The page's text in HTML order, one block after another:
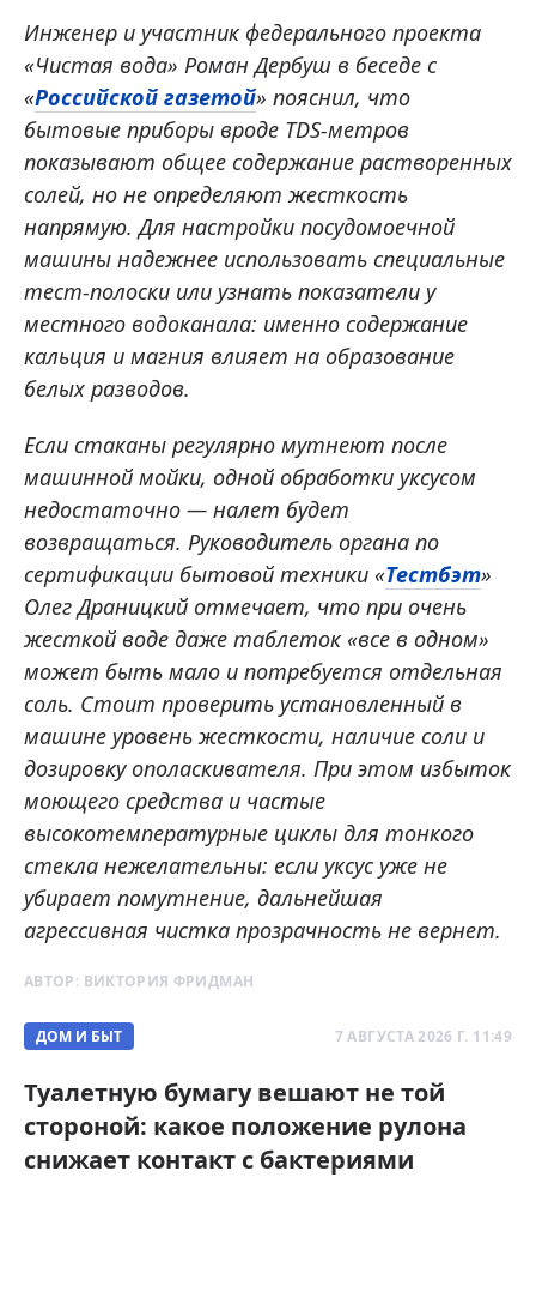
Инженер и участник федерального проекта
«Чистая вода» Роман Дербуш в беседе с
«Российской газетой» пояснил, что
бытовые приборы вроде TDS-метров
показывают общее содержание растворенных
солей, но не определяют жесткость
напрямую. Для настройки посудомоечной
машины надежнее использовать специальные
тест-полоски или узнать показатели у
местного водоканала: именно содержание
кальция и магния влияет на образование
белых разводов.
Если стаканы регулярно мутнеют после
машинной мойки, одной обработки уксусом
недостаточно — налет будет
возвращаться. Руководитель органа по
сертификации бытовой техники «Тестбэт»
Олег Драницкий отмечает, что при очень
жесткой воде даже таблеток «все в одном»
может быть мало и потребуется отдельная
соль. Стоит проверить установленный в
машине уровень жесткости, наличие соли и
дозировку ополаскивателя. При этом избыток
моющего средства и частые
высокотемпературные циклы для тонкого
стекла нежелательны: если уксус уже не
убирает помутнение, дальнейшая
агрессивная чистка прозрачность не вернет.
АВТОР: ВИКТОРИЯ ФРИДМАН
ДОМ И БЫТ 7 АВГУСТА 2026 Г. 11:49
Туалетную бумагу вешают не той
стороной: какое положение рулона
снижает контакт с бактериями